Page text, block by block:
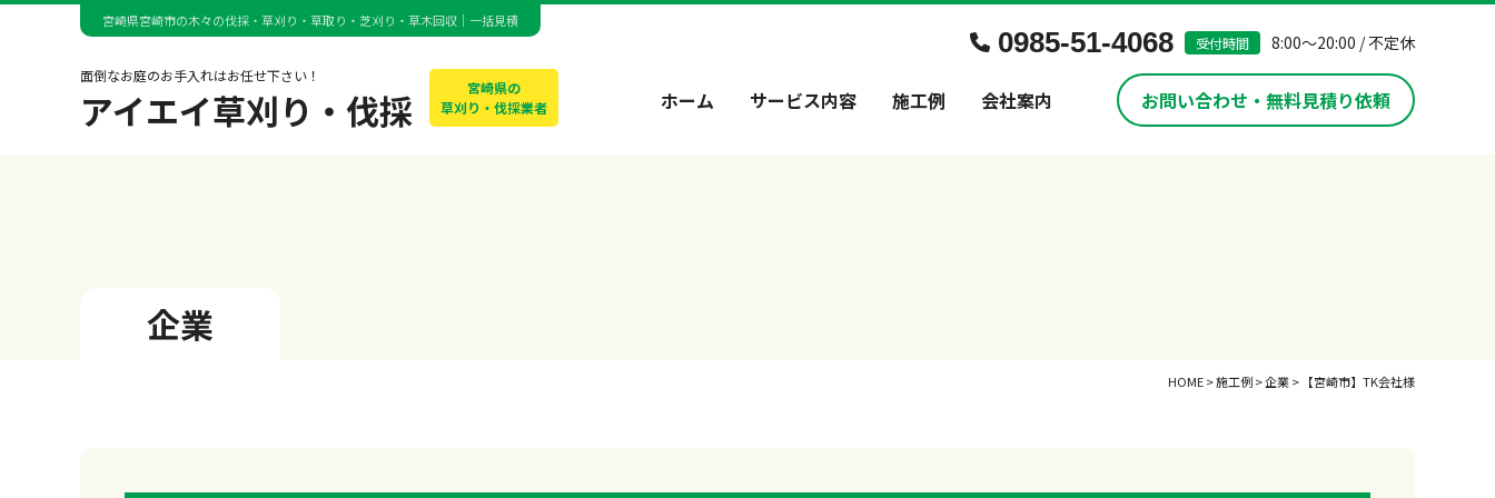
宮崎県宮崎市の木々の伐採・草刈り・草取り・芝刈り・草木回収｜一括見積
面倒なお庭のお手入れはお任せ下さい！
アイエイ草刈り・伐採
宮崎県の
草刈り・伐採業者
0985-51-4068 受付時間 8:00～20:00 / 不定休
お問い合わせ・無料見積り依頼
ホーム サービス内容 施工例 会社案内
企業
HOME>施工例>企業> 【宮崎市】TK会社様